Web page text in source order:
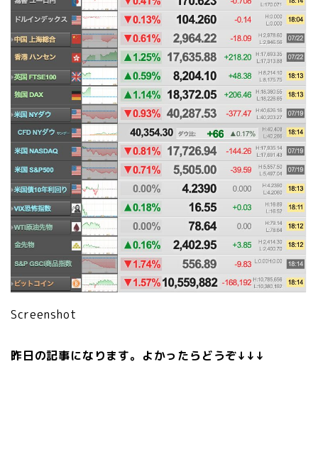
Screenshot
昨日の記事になります。よかったらどうぞ↓↓↓